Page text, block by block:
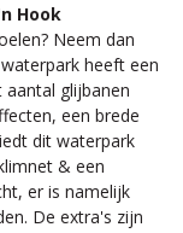
Hook
Neem dan
heeft een
glijbanen
een brede
dit waterpark
& een
er is namelijk
De extra's zijn